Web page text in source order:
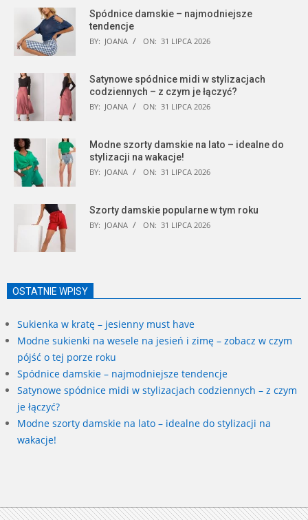
Spódnice damskie – najmodniejsze
tendencje
BY: JOANA ON: 31 LIPCA 2026
Satynowe spódnice midi w stylizacjach
codziennych – z czym je łączyć?
BY: JOANA ON: 31 LIPCA 2026
Modne szorty damskie na lato – idealne do
stylizacji na wakacje!
BY: JOANA ON: 31 LIPCA 2026
Szorty damskie popularne w tym roku
BY: JOANA ON: 31 LIPCA 2026
OSTATNIE WPISY
Sukienka w kratę – jesienny must have
Modne sukienki na wesele na jesień i zimę – zobacz w czym
pójść o tej porze roku
Spódnice damskie – najmodniejsze tendencje
Satynowe spódnice midi w stylizacjach codziennych – z czym
je łączyć?
Modne szorty damskie na lato – idealne do stylizacji na
wakacje!